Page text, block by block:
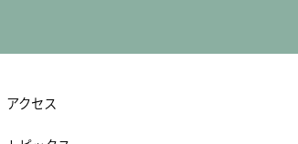
アクセス